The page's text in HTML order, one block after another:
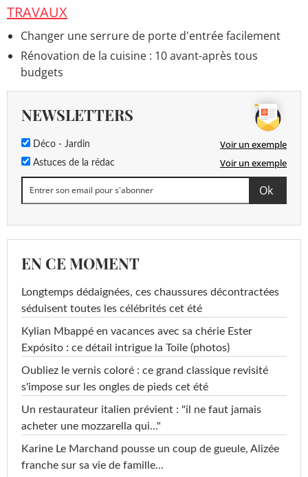
TRAVAUX
Changer une serrure de porte d'entrée facilement
Rénovation de la cuisine : 10 avant-après tous
budgets
NEWSLETTERS
Déco - Jardin Voir un exemple
Astuces de la rédac Voir un exemple
EN CE MOMENT
Longtemps dédaignées, ces chaussures décontractées
séduisent toutes les célébrités cet été
Kylian Mbappé en vacances avec sa chérie Ester
Expósito : ce détail intrigue la Toile (photos)
Oubliez le vernis coloré : ce grand classique revisité
s'impose sur les ongles de pieds cet été
Un restaurateur italien prévient : "il ne faut jamais
acheter une mozzarella qui..."
Karine Le Marchand pousse un coup de gueule, Alizée
franche sur sa vie de famille...